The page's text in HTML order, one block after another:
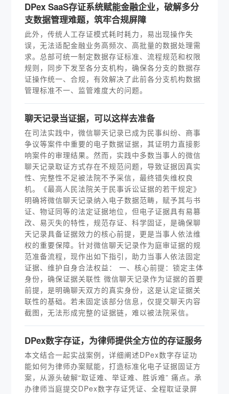
DPex SaaS存证系统赋能金融企业，破解多分
支数据管理难题，筑牢合规屏障
此外，传统人工存证模式耗时耗力，易出现操作失
误，无法适配金融业务高频次、高批量的数据处理需
求。总部可统一制定数据存证标准、流程规范和权限
规则，同步下发至各分支机构，确保各分支的数据存
证操作统一、合规，有效解决了此前各分支机构数据
管理标准不一、监管难度大的问题。
聊天记录当证据，可以这样去准备
在司法实践中，微信聊天记录已成为民事纠纷、商事
争议等案件中重要的电子数据证据，其证明力直接影
响案件的审理结果。然而，实践中多数当事人的微信
聊天记录取证方式存在不规范问题，导致证据因真实
性、完整性不足被法院不予采信，最终错失维权良
机。《最高人民法院关于民事诉讼证据的若干规定》
明确将微信聊天记录纳入电子数据范畴，赋予其与书
证、物证同等的法定证据地位，但电子证据具有易篡
改、易灭失的特性，规范存证、科学固证，是确保聊
天记录具备证据效力的核心前提，更是当事人依法维
权的重要保障。针对微信聊天记录作为庭审证据的规
范准备流程，现作出如下指引，助力当事人依法固定
证据、维护自身合法权益： 一、核心前提：锁定主体
身份，确保证据关联性 微信聊天记录作为证据的首要
前提，是明确聊天双方的真实身份，这是认定证据关
联性的基础。若未固定该部分信息，仅提交聊天内容
截图，无法形成完整的证据链，难以被法院采信。
DPex数字存证，为律师提供全方位的存证服务
本文结合一起实战案例，详细阐述DPex数字存证功
能如何为律师办案赋能，打造标准化电子证据固证方
案，从源头破解“取证难、举证难、胜诉难” 痛点。承
办律师当庭提交DPex数字存证凭证、全程取证录屏